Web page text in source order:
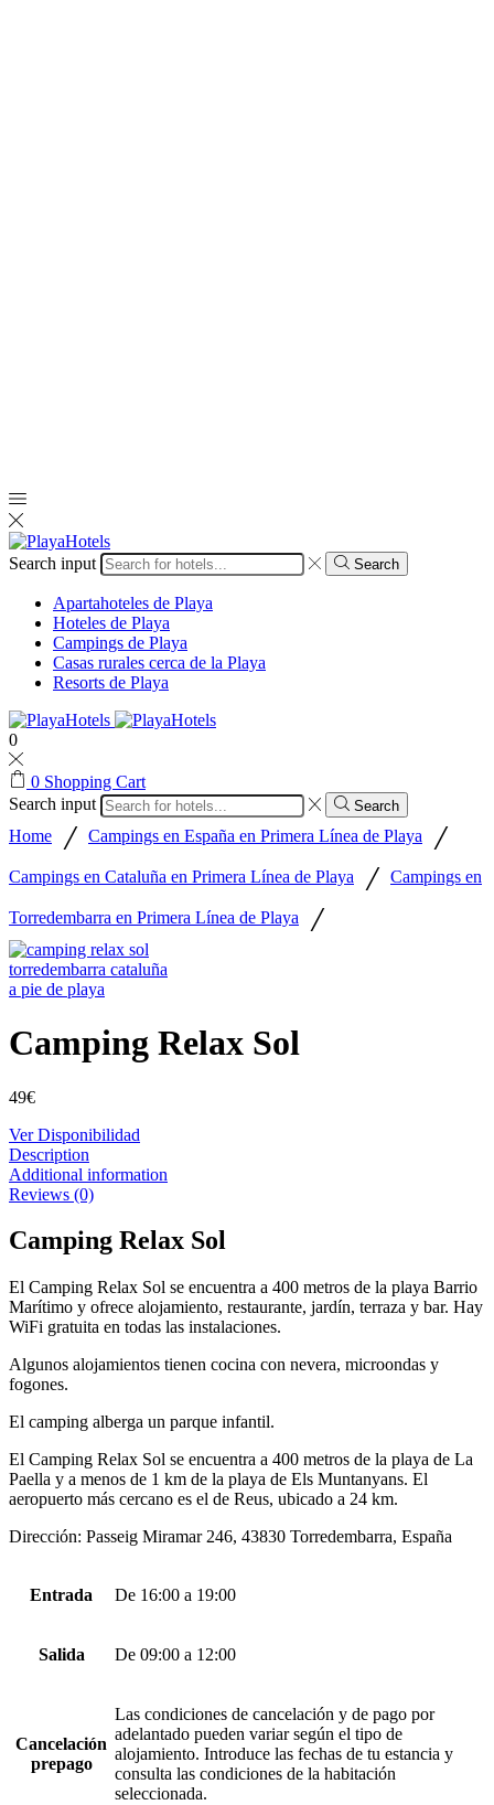
Search input Search
Apartahoteles de Playa
Hoteles de Playa
Campings de Playa
Casas rurales cerca de la Playa
Resorts de Playa
0
0 Shopping Cart
Search input
Search
Home / Campings en España en Primera Línea de Playa /
Campings en Cataluña en Primera Línea de Playa / Campings en
Torredembarra en Primera Línea de Playa /
Camping Relax Sol
49€
Ver Disponibilidad
Description
Additional information
Reviews (0)
Camping Relax Sol
El Camping Relax Sol se encuentra a 400 metros de la playa Barrio
Marítimo y ofrece alojamiento, restaurante, jardín, terraza y bar. Hay
WiFi gratuita en todas las instalaciones.
Algunos alojamientos tienen cocina con nevera, microondas y
fogones.
El camping alberga un parque infantil.
El Camping Relax Sol se encuentra a 400 metros de la playa de La
Paella y a menos de 1 km de la playa de Els Muntanyans. El
aeropuerto más cercano es el de Reus, ubicado a 24 km.
Dirección: Passeig Miramar 246, 43830 Torredembarra, España
Entrada De 16:00 a 19:00
Salida De 09:00 a 12:00
Cancelación
prepago
Las condiciones de cancelación y de pago por
adelantado pueden variar según el tipo de
alojamiento. Introduce las fechas de tu estancia y
consulta las condiciones de la habitación
seleccionada.